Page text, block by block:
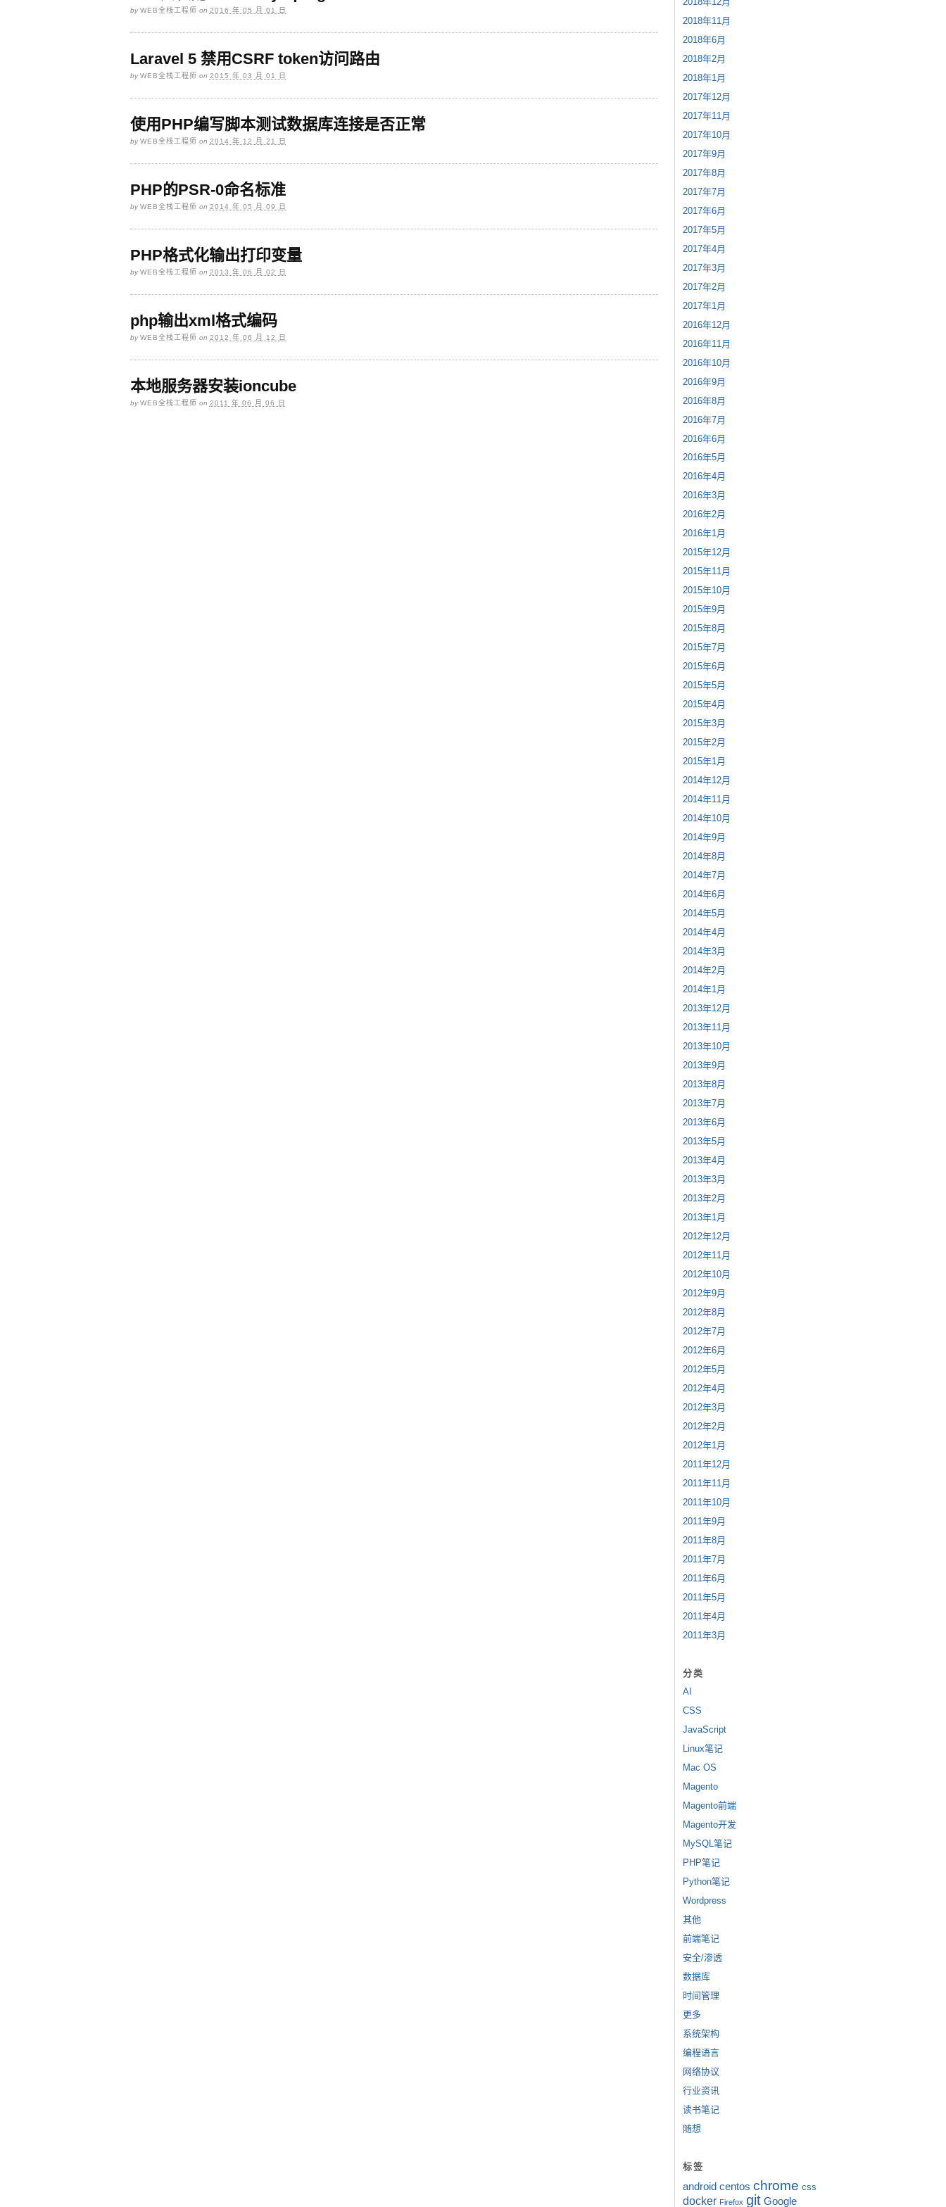
byWEB全栈工程师 on 2016 年 05 月 01 日
Laravel 5 禁用CSRF token访问路由
byWEB全栈工程师 on 2015 年 03 月 01 日
使用PHP编写脚本测试数据库连接是否正常
byWEB全栈工程师 on 2014 年 12 月 21 日
PHP的PSR-0命名标准
byWEB全栈工程师 on 2014 年 05 月 09 日
PHP格式化输出打印变量
byWEB全栈工程师 on 2013 年 06 月 02 日
php输出xml格式编码
byWEB全栈工程师 on 2012 年 06 月 12 日
本地服务器安装ioncube
byWEB全栈工程师 on 2011 年 06 月 06 日
2018年11月
2018年6月
2018年2月
2018年1月
2017年12月
2017年11月
2017年10月
2017年9月
2017年8月
2017年7月
2017年6月
2017年5月
2017年4月
2017年3月
2017年2月
2017年1月
2016年12月
2016年11月
2016年10月
2016年9月
2016年8月
2016年7月
2016年6月
2016年5月
2016年4月
2016年3月
2016年2月
2016年1月
2015年12月
2015年11月
2015年10月
2015年9月
2015年8月
2015年7月
2015年6月
2015年5月
2015年4月
2015年3月
2015年2月
2015年1月
2014年12月
2014年11月
2014年10月
2014年9月
2014年8月
2014年7月
2014年6月
2014年5月
2014年4月
2014年3月
2014年2月
2014年1月
2013年12月
2013年11月
2013年10月
2013年9月
2013年8月
2013年7月
2013年6月
2013年5月
2013年4月
2013年3月
2013年2月
2013年1月
2012年12月
2012年11月
2012年10月
2012年9月
2012年8月
2012年7月
2012年6月
2012年5月
2012年4月
2012年3月
2012年2月
2012年1月
2011年12月
2011年11月
2011年10月
2011年9月
2011年8月
2011年7月
2011年6月
2011年5月
2011年4月
2011年3月
分类
AI
CSS
JavaScript
Linux笔记
Mac OS
Magento
Magento前端
Magento开发
MySQL笔记
PHP笔记
Python笔记
Wordpress
其他
前端笔记
安全/渗透
数据库
时间管理
更多
系统架构
编程语言
网络协议
行业资讯
读书笔记
随想
标签
android centos chrome css
docker Firefox git Google